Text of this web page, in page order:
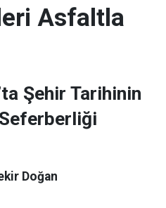
Asfaltla
Şehir Tarihinin
Doğan